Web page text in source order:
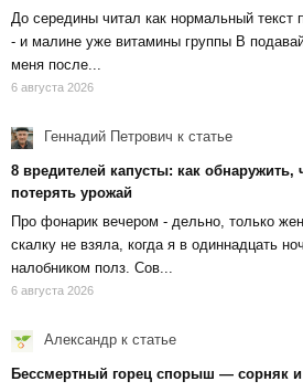
До середины читал как нормальный текст
- и малине уже витамины группы В
меня после...
6 августа 2026
Геннадий Петрович к статье
8 вредителей капусты: как обнаружить,
потерять урожай
Про фонарик вечером - дельно, только
скалку не взяла, когда я в одиннадцать
налобником полз. Сов...
6 августа 2026
Александр к статье
Бессмертный горец спорыш — сорняк и